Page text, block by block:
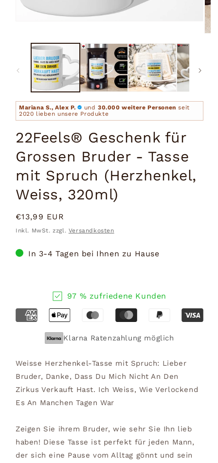
Modal
Mariana S., Alex P. und 30.000 weitere Personen seit
2020 lieben unsere Produkte
22Feels® Geschenk für
Grossen Bruder - Tasse
mit Spruch (Herzhenkel,
Weiss, 320ml)
Normaler
Preis
€13,99 EUR
Inkl. MwSt. zzgl. Versandkosten
In 3-4 Tagen bei Ihnen zu Hause
97 % zufriedene Kunden
Klarna Ratenzahlung möglich
Weisse Herzhenkel-Tasse mit Spruch: Lieber
Bruder, Danke, Dass Du Mich Nicht An Den
Zirkus Verkauft Hast. Ich Weiss, Wie Verlockend
Es An Manchen Tagen War
Zeigen Sie ihrem Bruder, wie sehr Sie Ihn lieb
haben! Diese Tasse ist perfekt für jeden Mann,
der sich eine Pause vom Alltag gönnt und sein